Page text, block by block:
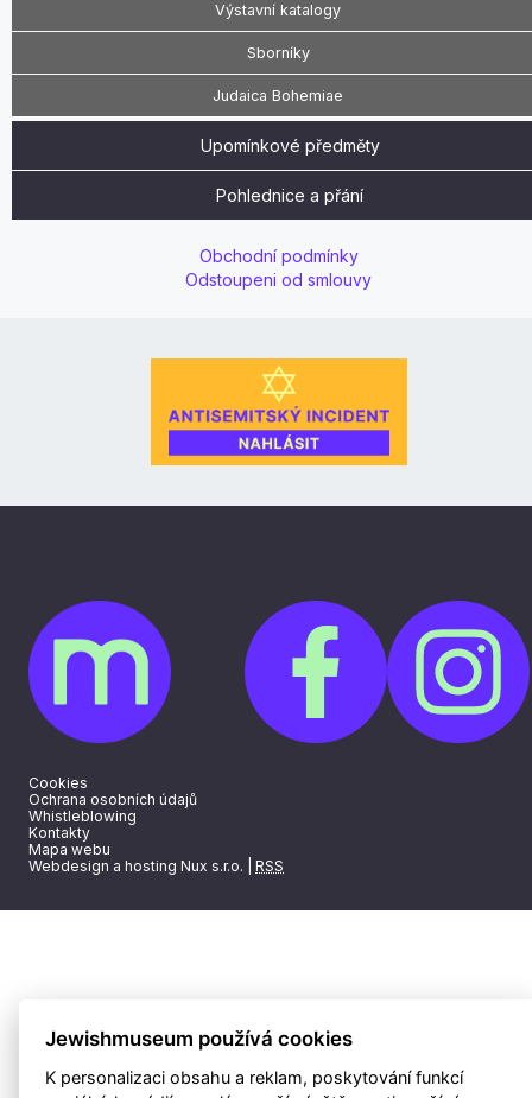
Výstavní katalogy
Sborníky
Judaica Bohemiae
Upomínkové předměty
Pohlednice a přání
Obchodní podmínky
Odstoupeni od smlouvy
Cookies
Ochrana osobních údajů
Whistleblowing
Kontakty
Mapa webu
Webdesign a hosting Nux s.r.o.
RSS
Jewishmuseum používá cookies
K personalizaci obsahu a reklam, poskytování funkcí